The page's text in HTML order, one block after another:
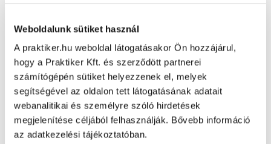
Weboldalunk sütiket használ
A praktiker.hu weboldal látogatásakor Ön hozzájárul,
hogy a Praktiker Kft. és szerződött partnerei
számítógépén sütiket helyezzenek el, melyek
segítségével az oldalon tett látogatásának adatait
webanalitikai és személyre szóló hirdetések
megjelenítése céljából felhasználják. Bővebb információ
az adatkezelési tájékoztatóban.
Oldal újratöltése